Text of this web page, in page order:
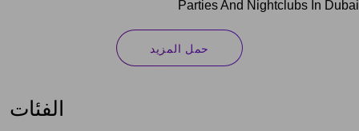
Parties And Nightclubs In Dubai
حمل المزيد
الفئات